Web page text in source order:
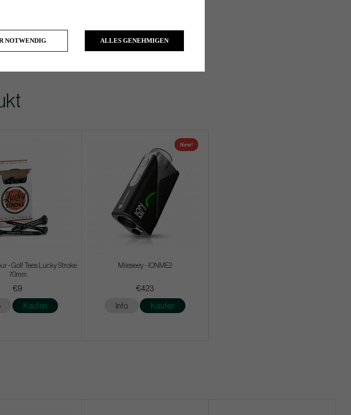
- Golf Tees Lucky Stroke
70mm
€9
Kaufen
New!
Mileseey - IONME2
€423
Info Kaufen
NOTWENDIG ALLES GENEHMIGEN